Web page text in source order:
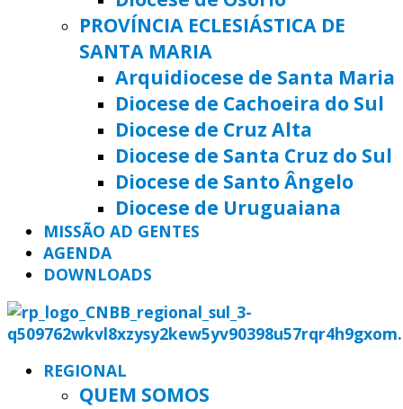
PROVÍNCIA ECLESIÁSTICA DE
SANTA MARIA
Arquidiocese de Santa Maria
Diocese de Cachoeira do Sul
Diocese de Cruz Alta
Diocese de Santa Cruz do Sul
Diocese de Santo Ângelo
Diocese de Uruguaiana
MISSÃO AD GENTES
AGENDA
DOWNLOADS
REGIONAL
QUEM SOMOS